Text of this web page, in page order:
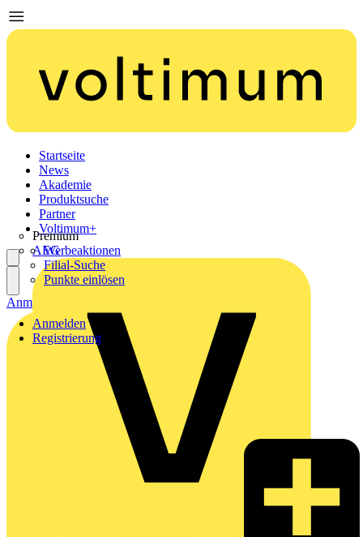
Startseite
News
Akademie
Produktsuche
Partner
Premium
AEG
Voltimum+
Werbeaktionen
Filial-Suche
Punkte einlösen
Anmelden
Registrierung
Anmelden